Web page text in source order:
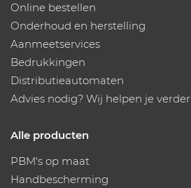
Online bestellen
Onderhoud en herstelling
Aanmeetservices
Bedrukkingen
Distributieautomaten
Advies nodig? Wij helpen je verder
Alle producten
PBM's op maat
Handbescherming